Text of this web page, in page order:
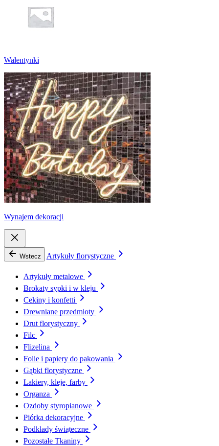
Walentynki
Wynajem dekoracji
Wstecz Artykuły florystyczne
Artykuły metalowe
Brokaty sypki i w kleju
Cekiny i konfetti
Drewniane przedmioty
Drut florystyczny
Filc
Flizelina
Folie i papiery do pakowania
Gąbki florystyczne
Lakiery, kleje, farby
Organza
Ozdoby styropianowe
Piórka dekoracyjne
Podkłady świąteczne
Pozostałe Tkaniny